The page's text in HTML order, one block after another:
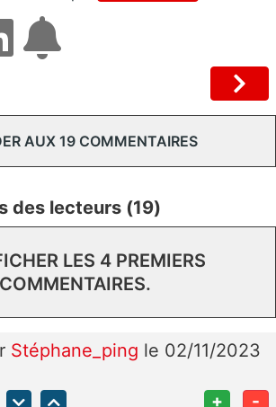
AUX 19 COMMENTAIRES
des lecteurs (19)
LES 4 PREMIERS
COMMENTAIRES.
Stéphane_ping le 02/11/2023
+ -